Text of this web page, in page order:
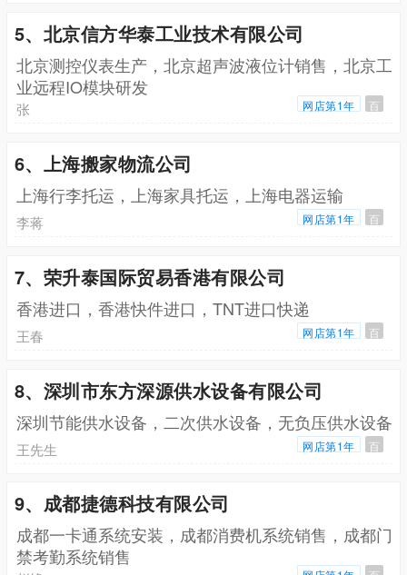
5、北京信方华泰工业技术有限公司
北京测控仪表生产，北京超声波液位计销售，北京工
业远程IO模块研发
张 网店第1年 百
6、上海搬家物流公司
上海行李托运，上海家具托运，上海电器运输
李蒋 网店第1年 百
7、荣升泰国际贸易香港有限公司
香港进口，香港快件进口，TNT进口快递
王春 网店第1年 百
8、深圳市东方深源供水设备有限公司
深圳节能供水设备，二次供水设备，无负压供水设备
王先生 网店第1年 百
9、成都捷德科技有限公司
成都一卡通系统安装，成都消费机系统销售，成都门
禁考勤系统销售